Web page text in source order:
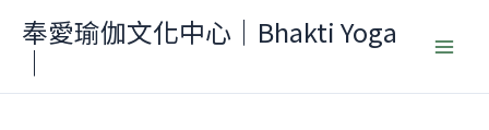
要
奉愛瑜伽文化中心｜Bhakti Yoga
｜